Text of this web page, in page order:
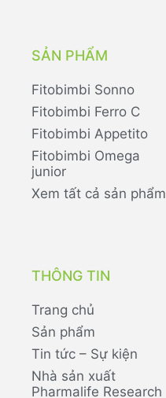
SẢN PHẨM
Fitobimbi Sonno
Fitobimbi Ferro C
Fitobimbi Appetito
Fitobimbi Omega
junior
Xem tất cả sản phẩm
THÔNG TIN
Trang chủ
Sản phẩm
Tin tức – Sự kiện
Nhà sản xuất
Pharmalife Research